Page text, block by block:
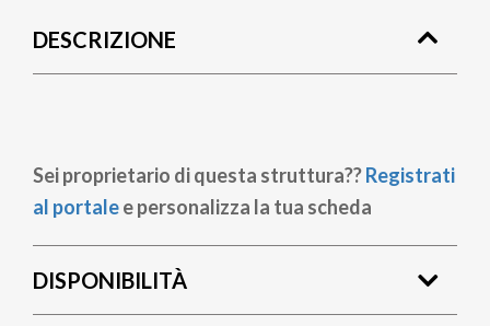
pane
DESCRIZIONE
Sei proprietario di questa struttura??Registrati
al portalee personalizza la tua scheda
DISPONIBILITÀ